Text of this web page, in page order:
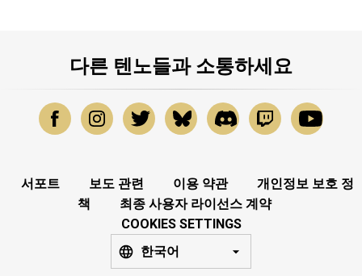
다른 텐노들과 소통하세요
서포트 보도 관련 이용 약관
개인정보 보호 정
책
최종 사용자 라이선스 계약
COOKIES SETTINGS
한국어